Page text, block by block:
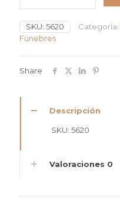
Lirios
y
cantidad
SKU: 5620 Categoría:
Fúnebres
Share
Descripción
SKU: 5620
Valoraciones 0